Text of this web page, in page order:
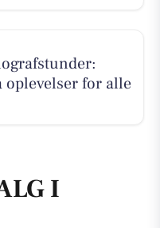
oplevelser for alle
I